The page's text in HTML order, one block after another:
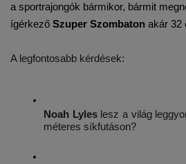
a sportrajongók bármikor, bármit
ígérkező Szuper Szombaton akár 32
A legfontosabb kérdések:
Noah Lyles lesz a világ
méteres síkfutáson?